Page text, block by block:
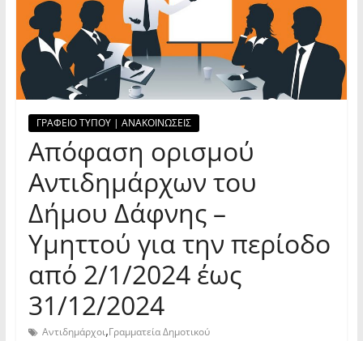
ΓΡΑΦΕΙΟ ΤΥΠΟΥ | ΑΝΑΚΟΙΝΩΣΕΙΣ
Απόφαση ορισμού
Αντιδημάρχων του
Δήμου Δάφνης –
Υμηττού για την περίοδο
από 2/1/2024 έως
31/12/2024
Αντιδημάρχοι,Γραμματεία Δημοτικού